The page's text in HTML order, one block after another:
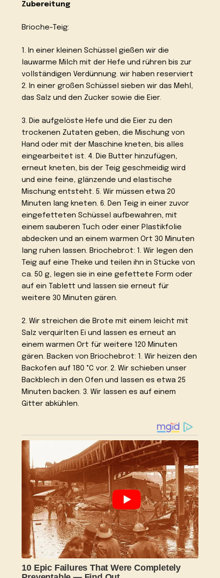
Zubereitung
Brioche-Teig:
1. In einer kleinen Schüssel gießen wir die
lauwarme Milch mit der Hefe und rühren bis zur
vollständigen Verdünnung. wir haben reserviert
2. In einer großen Schüssel sieben wir das Mehl,
das Salz und den Zucker sowie die Eier.
3. Die aufgelöste Hefe und die Eier zu den
trockenen Zutaten geben, die Mischung von
Hand oder mit der Maschine kneten, bis alles
eingearbeitet ist. 4. Die Butter hinzufügen,
erneut kneten, bis der Teig geschmeidig wird
und eine feine, glänzende und elastische
Mischung entsteht. 5. Wir müssen etwa 20
Minuten lang kneten. 6. Den Teig in einer zuvor
eingefetteten Schüssel aufbewahren, mit
einem sauberen Tuch oder einer Plastikfolie
abdecken und an einem warmen Ort 30 Minuten
lang ruhen lassen. Briochebrot: 1. Wir legen den
Teig auf eine Theke und teilen ihn in Stücke von
ca. 50 g, legen sie in eine gefettete Form oder
auf ein Tablett und lassen sie erneut für
weitere 30 Minuten gären.
2. Wir streichen die Brote mit einem leicht mit
Salz verquirlten Ei und lassen es erneut an
einem warmen Ort für weitere 120 Minuten
gären. Backen von Briochebrot: 1. Wir heizen den
Backofen auf 180 °C vor. 2. Wir schieben unser
Backblech in den Ofen und lassen es etwa 25
Minuten backen. 3. Wir lassen es auf einem
Gitter abkühlen.